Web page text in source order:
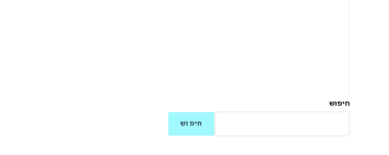
חיפוש
חיפוש